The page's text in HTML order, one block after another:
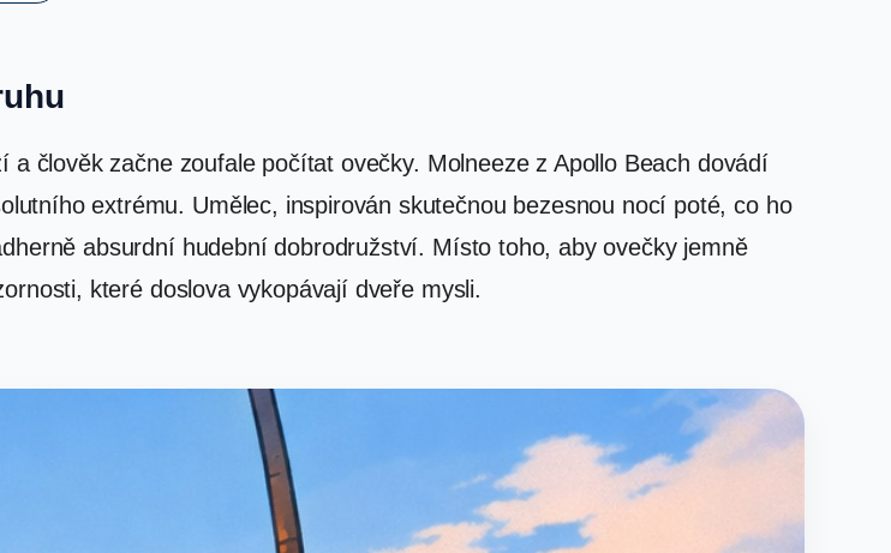
člověk začne zoufale počítat ovečky. Molneeze z Apollo Beach dovádí
extrému. Umělec, inspirován skutečnou bezesnou nocí poté, co ho
absurdní hudební dobrodružství. Místo toho, aby ovečky jemně
které doslova vykopávají dveře mysli.